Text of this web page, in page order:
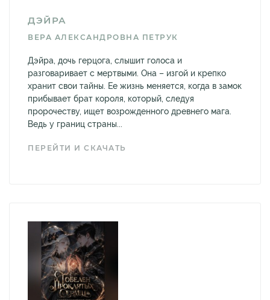
ДЭЙРА
ВЕРА АЛЕКСАНДРОВНА ПЕТРУК
Дэйра, дочь герцога, слышит голоса и
разговаривает с мертвыми. Она – изгой и крепко
хранит свои тайны. Ее жизнь меняется, когда в замок
прибывает брат короля, который, следуя
пророчеству, ищет возрожденного древнего мага.
Ведь у границ страны...
ПЕРЕЙТИ И СКАЧАТЬ